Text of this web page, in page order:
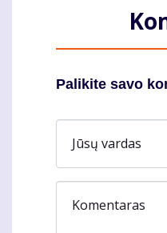
Palikite savo
Jūsų vardas
Komentaras